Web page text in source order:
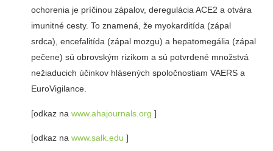
ochorenia je príčinou zápalov, deregulácia ACE2 a otvára
imunitné cesty. To znamená, že myokarditída (zápal
srdca), encefalitída (zápal mozgu) a hepatomegália (zápal
pečene) sú obrovským rizikom a sú potvrdené množstvá
nežiaducich účinkov hlásených spoločnostiam VAERS a
EuroVigilance.
[odkaz na www.ahajournals.org ]
[odkaz na www.salk.edu ]